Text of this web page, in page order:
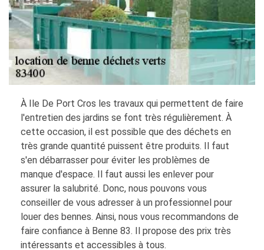
À Ile De Port Cros les travaux qui permettent de faire
l'entretien des jardins se font très régulièrement. À
cette occasion, il est possible que des déchets en
très grande quantité puissent être produits. Il faut
s'en débarrasser pour éviter les problèmes de
manque d'espace. Il faut aussi les enlever pour
assurer la salubrité. Donc, nous pouvons vous
conseiller de vous adresser à un professionnel pour
louer des bennes. Ainsi, nous vous recommandons de
faire confiance à Benne 83. Il propose des prix très
intéressants et accessibles à tous.